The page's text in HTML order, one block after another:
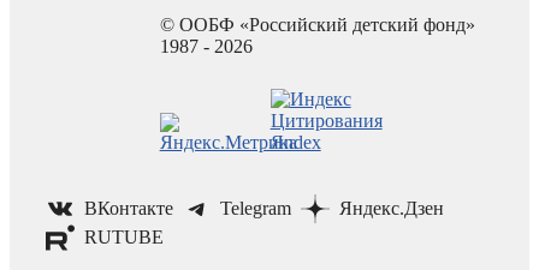
© ООБФ «Российский детский фонд»
1987 - 2026
ВКонтакте Telegram
Яндекс.Дзен
RUTUBE